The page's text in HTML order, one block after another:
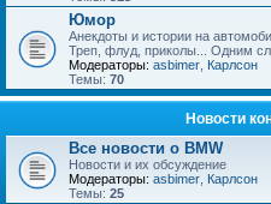
Юмор
Анекдоты и истории на
Треп, флуд, приколы... Одним
Модераторы: asbimer Карлсон
Темы: 70
Новости
Все новости о BMW
Новости и их обсуждение
Модераторы: asbimer Карлсон
Темы: 25